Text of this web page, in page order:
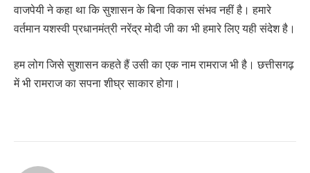
वाजपेयी ने कहा था कि सुशासन के बिना विकास संभव नहीं है। हमारे
वर्तमान यशस्वी प्रधानमंत्री नरेंद्र मोदी जी का भी हमारे लिए यही संदेश है।
हम लोग जिसे सुशासन कहते हैं उसी का एक नाम रामराज भी है। छत्तीसगढ़
में भी रामराज का सपना शीघ्र साकार होगा।